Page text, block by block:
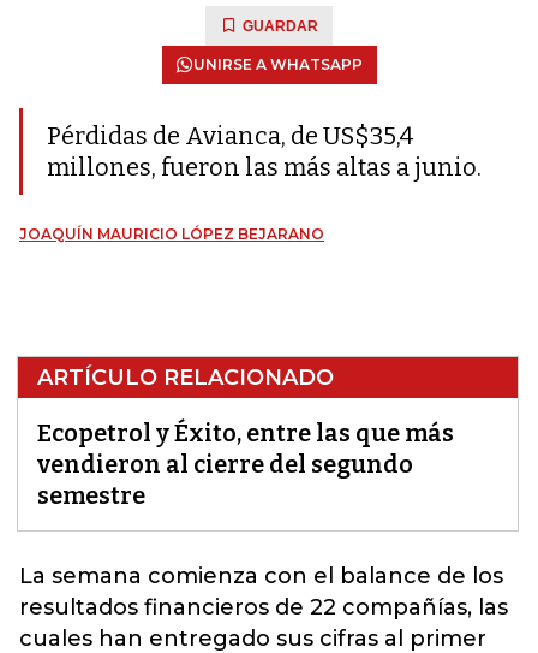
GUARDAR
UNIRSE A WHATSAPP
Pérdidas de Avianca, de US$35,4
millones, fueron las más altas a junio.
JOAQUÍN MAURICIO LÓPEZ BEJARANO
ARTÍCULO RELACIONADO
Ecopetrol y Éxito, entre las que más
vendieron al cierre del segundo
semestre
La semana comienza con el balance de los
resultados financieros de 22 compañías, las
cuales han entregado sus cifras al primer